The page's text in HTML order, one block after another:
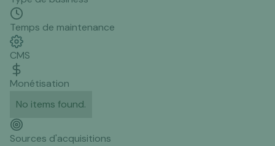
Temps de maintenance
CMS
Monétisation
No items found.
Sources d'acquisitions